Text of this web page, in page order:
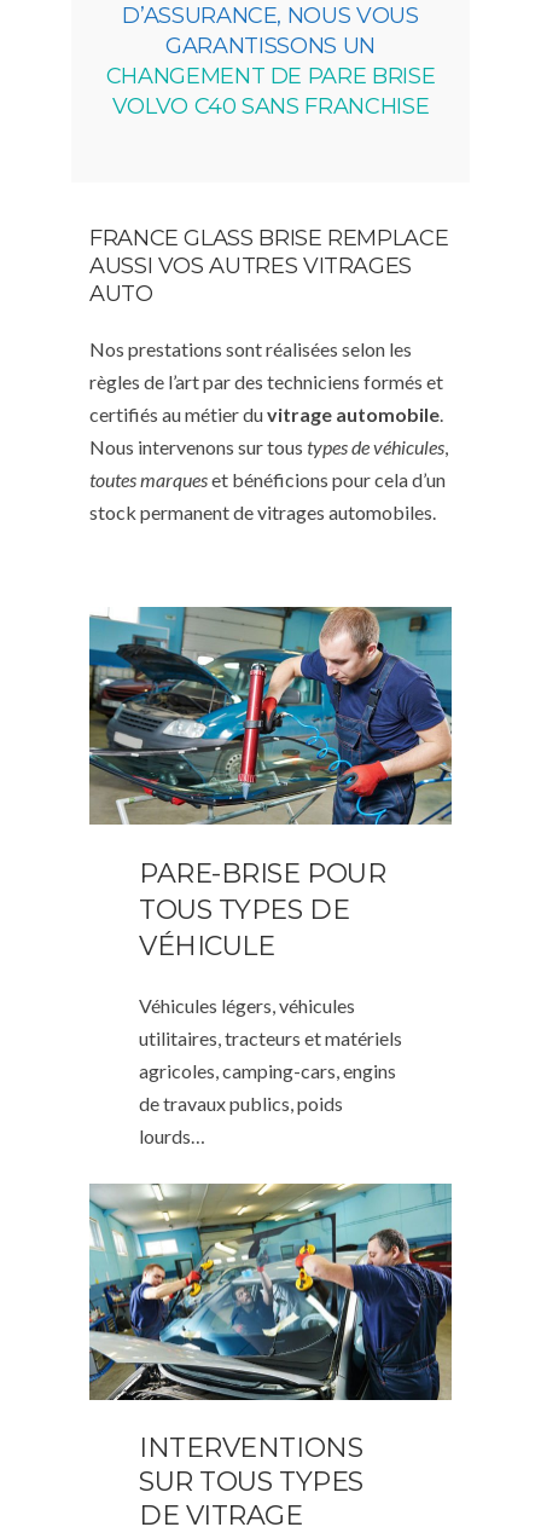
D’ASSURANCE, NOUS VOUS
GARANTISSONS UN
CHANGEMENT DE PARE BRISE
VOLVO C40 SANS FRANCHISE
FRANCE GLASS BRISE REMPLACE
AUSSI VOS AUTRES VITRAGES
AUTO
Nos prestations sont réalisées selon les
règles de l’art par des techniciens formés et
certifiés au métier duvitrage automobile
Nous intervenons sur tous types de véhicules
toutes marqueset bénéficions pour cela d’un
stock permanent de vitrages automobiles.
PARE-BRISE POUR
TOUS TYPES DE
VÉHICULE
Véhicules légers, véhicules
utilitaires, tracteurs et matériels
agricoles, camping-cars, engins
de travaux publics, poids
lourds…
INTERVENTIONS
SUR TOUS TYPES
DE VITRAGE